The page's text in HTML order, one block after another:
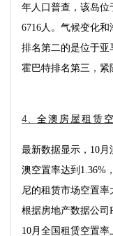
年人口普查，该岛位
6716人。气候变化和
排名第二的是位于亚
霍巴特排名第三，紧
4、 全澳房屋租赁
最新数据显示， 10月
澳空置率达到 1.36%
尼的租赁市场空置率
根据房地产数据公司
10月全国租赁空置率